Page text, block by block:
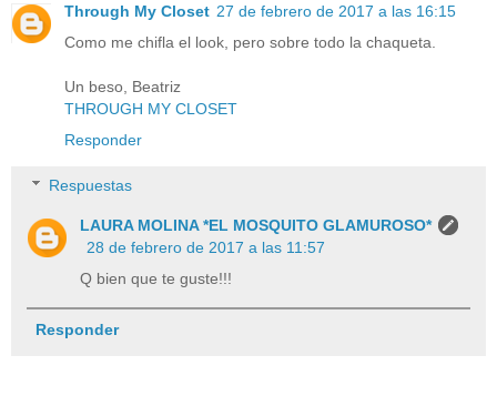
Through My Closet 27 de febrero de 2017 a las 16:15
Como me chifla el look, pero sobre todo la chaqueta.
Un beso, Beatriz
THROUGH MY CLOSET
Responder
Respuestas
LAURA MOLINA *EL MOSQUITO GLAMUROSO*
28 de febrero de 2017 a las 11:57
Q bien que te guste!!!
Responder